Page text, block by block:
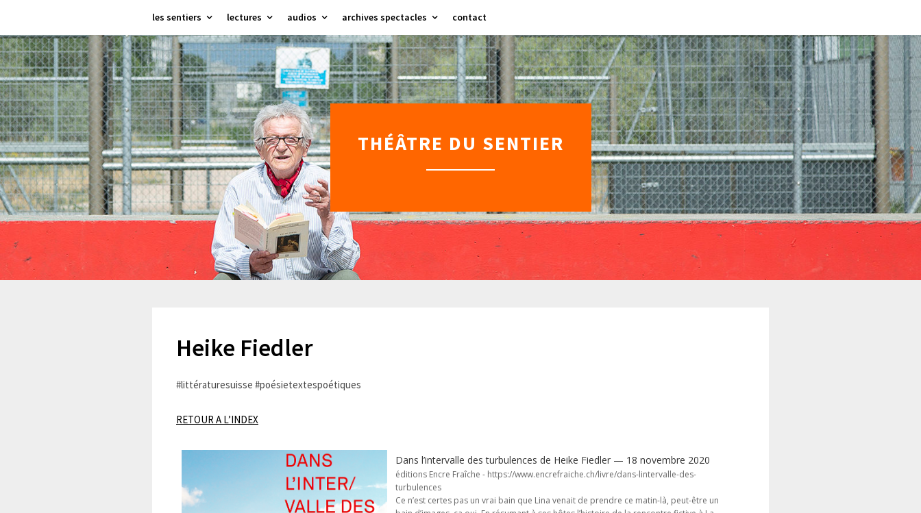
content
les sentiers lectures audios archives spectacles contact
THÉÂTRE DU SENTIER
Heike Fiedler
#littératuresuisse #poésietextespoétiques
RETOUR A L’INDEX
Dans l’intervalle des turbulences de Heike Fiedler — 18 novembre 2020
éditions Encre Fraîche - https://www.encrefraiche.ch/livre/dans-lintervalle-des-
turbulences
Ce n’est certes pas un vrai bain que Lina venait de prendre ce matin-là, peut-être un